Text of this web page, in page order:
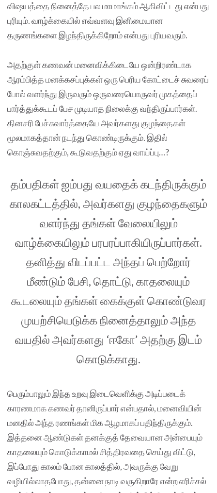
விஷயத்தை நினைத்தே பல மாமாங்கம் ஆகிவிட்டது என்பது
புரியும். வாழ்க்கையில் எவ்வளவு இனிமையான
தருணங்களை இழந்திருக்கிறோம் என்பது புரியவரும்.
அதற்குள் கணவன் மனைவிக்கிடையே ஒன்றிரண்டாக
ஆரம்பித்த மனக்கசப்புக்கள் ஒரு பெரிய கோட்டைச் சுவரைப்
போல் வளர்ந்து இருவரும் ஒருவரையொருவர் முகத்தைப்
பார்த்துக்கூடப் பேச முடியாத நிலைக்கு வந்திருப்பார்கள்.
தினசரி பேச்சுவார்த்தையே அவர்களது குழந்தைகள்
மூலமாகத்தான் நடந்து கொண்டிருக்கும். இதில்
கொஞ்சுவதற்கும், கூடுவதற்கும் ஏது வாய்ப்பு…?
தம்பதிகள் ஐம்பது வயதைக் கடந்திருக்கும்
காலகட்டத்தில், அவர்களது குழந்தைகளும்
வளர்ந்து தங்கள் வேலையிலும்
வாழ்க்கையிலும் பரபரப்பாகியிருப்பார்கள்.
தனித்து விடப்பட்ட அந்தப் பெற்றோர்
மீண்டும் பேசி, தொட்டு, காதலையும்
கூடலையும் தங்கள் கைக்குள் கொண்டுவர
முயற்சியெடுக்க நினைத்தாலும் அந்த
வயதில் அவர்களது ‘ஈகோ’ அதற்கு இடம்
கொடுக்காது.
பெரும்பாலும் இந்த உறவு இடைவெளிக்கு அடிப்படைக்
காரணமாக கணவர் தானிருப்பார் என்பதால், மனைவியின்
மனதில் அந்த ரணங்கள் மிக ஆழமாகப் பதிந்திருக்கும்.
இத்தனை ஆண்டுகள் தனக்குத் தேவையான அன்பையும்
காதலையும் கொடுக்காமல் சித்திரவதை செய்து விட்டு,
இப்போது காலம் போன காலத்தில், அவருக்கு வேறு
வழியில்லாதபோது, தன்னை நாடி வருகிறாரே என்ற எரிச்சல்